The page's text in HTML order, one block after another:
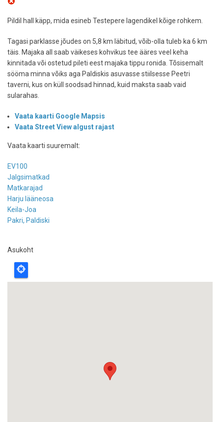
Pildil hall käpp, mida esineb Testepere lagendikel kõige rohkem.
Tagasi parklasse jõudes on 5,8 km läbitud, võib-olla tuleb ka 6 km
täis. Majaka all saab väikeses kohvikus tee ääres veel keha
kinnitada või ostetud pileti eest majaka tippu ronida. Tõsisemalt
sööma minna võiks aga Paldiskis asuvasse stiilsesse Peetri
taverni, kus on küll soodsad hinnad, kuid maksta saab vaid
sularahas.
Vaata kaarti Google Mapsis
Vaata Street View algust rajast
Vaata kaarti suuremalt:
EV100
Jalgsimatkad
Matkarajad
Harju lääneosa
Keila-Joa
Pakri, Paldiski
Asukoht